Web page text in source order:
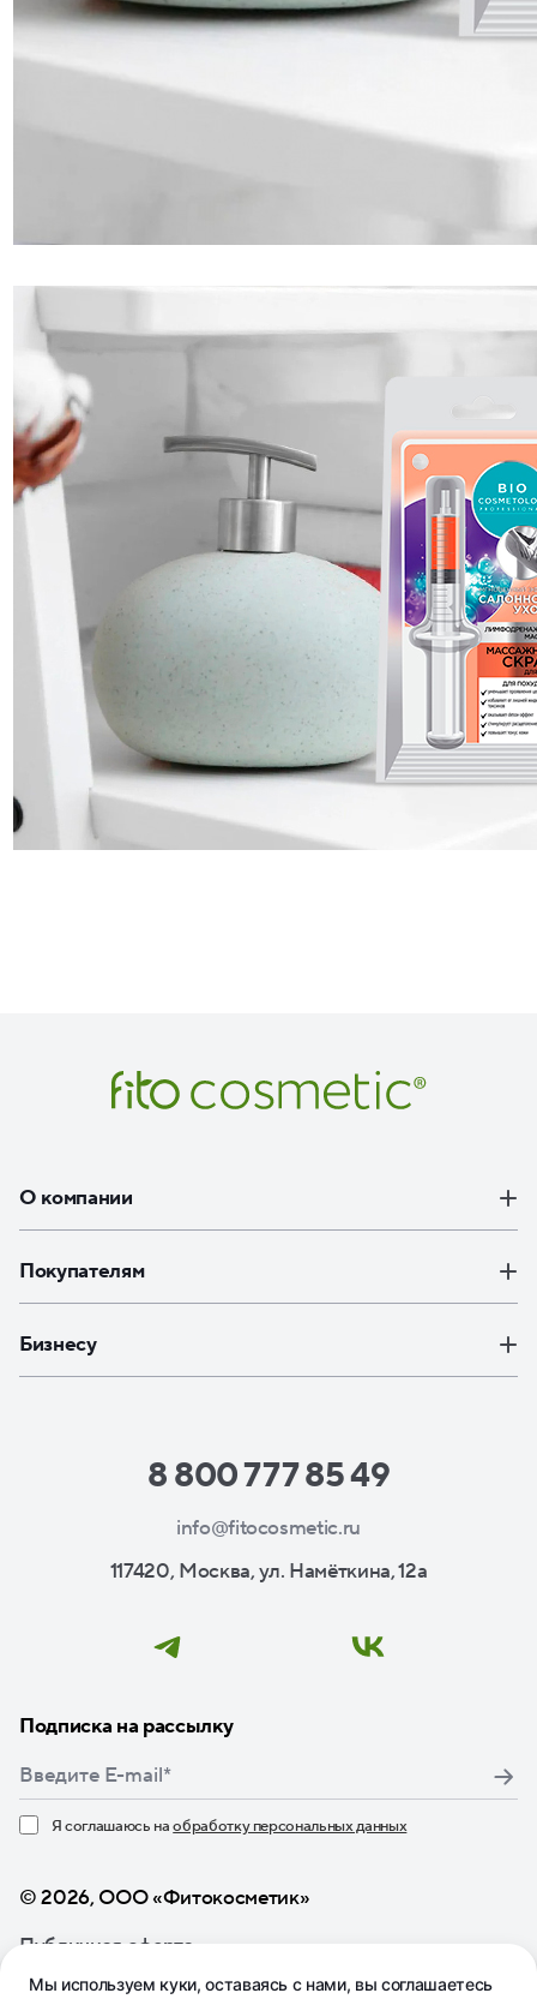
О компании
Покупателям
Бизнесу
8 800 777 85 49
info@fitocosmetic.ru
117420, Москва, ул. Намёткина, 12а
Подписка на рассылку
Я соглашаюсь наобработку персональных данных
© 2026, ООО «Фитокосметик»
Публичная оферта
Мы используем куки, оставаясь с нами, вы соглашаетесь